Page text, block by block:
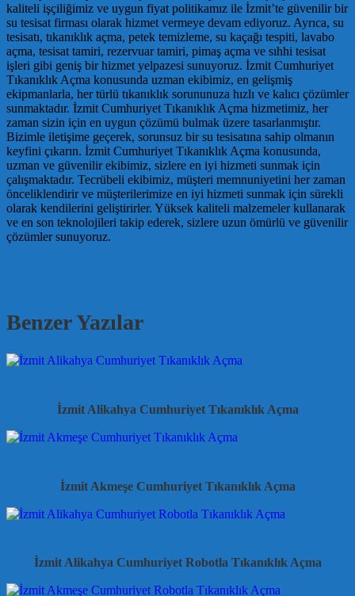
kaliteli işçiliğimiz ve uygun fiyat politikamız ile İzmit’te güvenilir bir
su tesisat firması olarak hizmet vermeye devam ediyoruz. Ayrıca, su
tesisatı, tıkanıklık açma, petek temizleme, su kaçağı tespiti, lavabo
açma, tesisat tamiri, rezervuar tamiri, pimaş açma ve sıhhi tesisat
işleri gibi geniş bir hizmet yelpazesi sunuyoruz. İzmit Cumhuriyet
Tıkanıklık Açma konusunda uzman ekibimiz, en gelişmiş
ekipmanlarla, her türlü tıkanıklık sorununuza hızlı ve kalıcı çözümler
sunmaktadır. İzmit Cumhuriyet Tıkanıklık Açma hizmetimiz, her
zaman sizin için en uygun çözümü bulmak üzere tasarlanmıştır.
Bizimle iletişime geçerek, sorunsuz bir su tesisatına sahip olmanın
keyfini çıkarın. İzmit Cumhuriyet Tıkanıklık Açma konusunda,
uzman ve güvenilir ekibimiz, sizlere en iyi hizmeti sunmak için
çalışmaktadır. Tecrübeli ekibimiz, müşteri memnuniyetini her zaman
önceliklendirir ve müşterilerimize en iyi hizmeti sunmak için sürekli
olarak kendilerini geliştirirler. Yüksek kaliteli malzemeler kullanarak
ve en son teknolojileri takip ederek, sizlere uzun ömürlü ve güvenilir
çözümler sunuyoruz.
Benzer Yazılar
İzmit Alikahya Cumhuriyet Tıkanıklık Açma
İzmit Akmeşe Cumhuriyet Tıkanıklık Açma
İzmit Alikahya Cumhuriyet Robotla Tıkanıklık Açma